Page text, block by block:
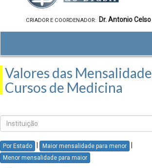
CRIADOR E COORDENADOR: Dr. Antonio
Valores das
Cursos de Medicina
Por Estado Maior mensalidade para menor
Menor mensalidade para maior